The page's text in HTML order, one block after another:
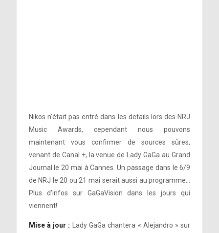
Nikos n’était pas entré dans les details lors des NRJ
Music Awards, cependant nous pouvons
maintenant vous confirmer de sources sûres,
venant de Canal +, la venue de Lady GaGa au Grand
Journal le 20 mai à Cannes. Un passage dans le 6/9
de NRJ le 20 ou 21 mai serait aussi au programme…
Plus d’infos sur GaGaVision dans les jours qui
viennent!
Mise à jour : Lady GaGa chantera « Alejandro » sur